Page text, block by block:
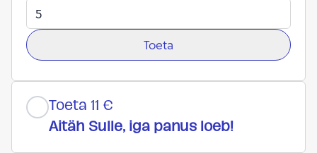
Toeta
Toeta 11 €
Aitäh Sulle, iga panus loeb!